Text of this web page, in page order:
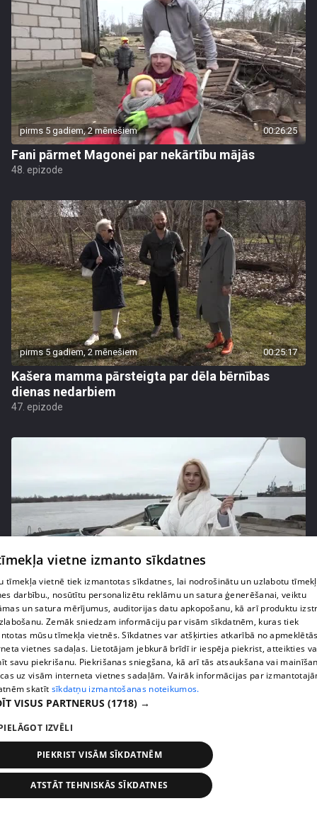
pirms 5 gadiem, 2 mēnešiem 00:26:25
Fani pārmet Magonei par nekārtību mājās
48. epizode
pirms 5 gadiem, 2 mēnešiem 00:25:17
Kašera mamma pārsteigta par dēla bērnības
dienas nedarbiem
47. epizode
pirms 5 gadiem, 2 mēnešiem 00:25:14
Vai Kašera pārsteigums Samantai Tīnai
dzimšanas dienā būs izdevies?
46. epizode
vietne izmanto sīkdatnes
tīmekļa vietnē tiek izmantotas sīkdatnes, lai nodrošinātu un uzlabotu
darbību., nosūtītu personalizētu reklāmu un satura ģenerēšanai, veiktu
un satura mērījumus, auditorijas datu apkopošanu, kā arī produktu
Zemāk sniedzam informāciju par visām sīkdatnēm, kuras tiek
mūsu tīmekļa vietnēs. Sīkdatnes var atšķirties atkarībā no
vietnes sadaļas. Lietotājam jebkurā brīdī ir iespēja piekrist, atteikties
savu piekrišanu. Piekrišanas sniegšana, kā arī tās atsaukšana vai
uz visām interneta vietnes sadaļām. Vairāk informācijas par
skatīt sīkdatņu izmantošanas noteikumos.
VISUS PARTNERUS (1718) →
IZVĒLI
PIEKRIST VISĀM SĪKDATNĒM
ATSTĀT TEHNISKĀS SĪKDATNES